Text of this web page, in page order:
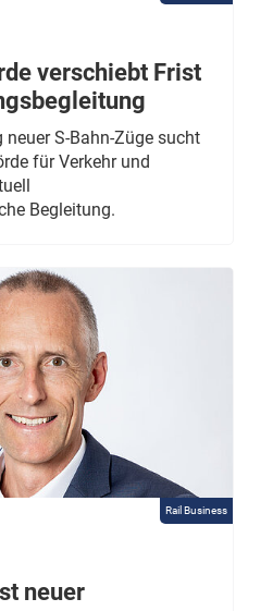
verschiebt Frist
S-Bahn-Züge sucht
für Verkehr und
Begleitung.
Rail Business
neuer